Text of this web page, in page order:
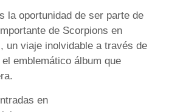
la oportunidad de ser parte de
de Scorpions en
un viaje inolvidable a través de
emblemático álbum que
en